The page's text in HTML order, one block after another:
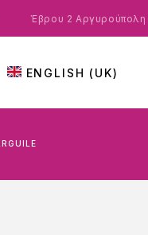
Έβρου 2 Αργυρούπολη
ENGLISH (UK)